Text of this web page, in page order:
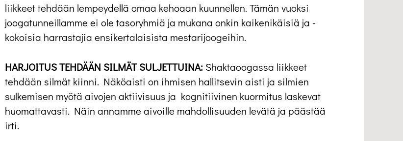
liikkeet tehdään lempeydellä omaa kehoaan kuunnellen. Tämän vuoksi
joogatunneillamme ei ole tasoryhmiä ja mukana onkin kaikenikäisiä ja -
kokoisia harrastajia ensikertalaisista mestarijoogeihin.
HARJOITUS TEHDÄÄN SILMÄT SULJETTUINA: Shaktaoogassa liikkeet
tehdään silmät kiinni. Näköaisti on ihmisen hallitsevin aisti ja silmien
sulkemisen myötä aivojen aktiivisuus ja kognitiivinen kuormitus laskevat
huomattavasti. Näin annamme aivoille mahdollisuuden levätä ja päästää
irti.